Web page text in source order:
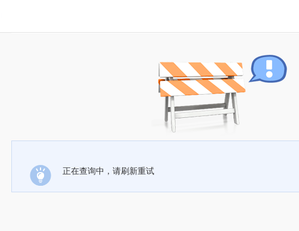
正在查询中，请刷新重试